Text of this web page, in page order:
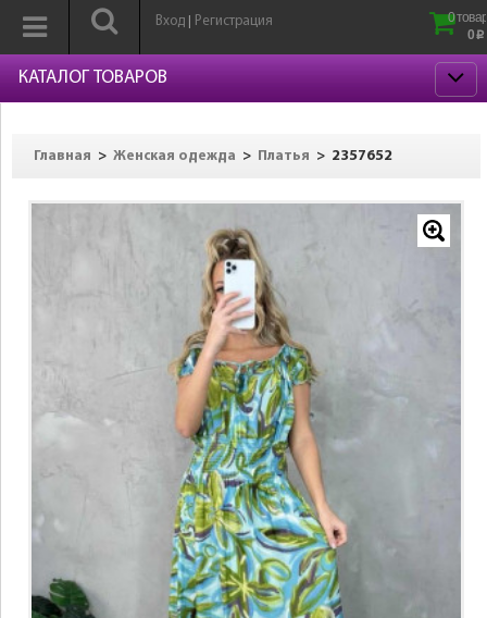
Вход Регистрация
0
0 p
КАТАЛОГ ТОВАРОВ
Главная > Женская одежда > Платья > 2357652